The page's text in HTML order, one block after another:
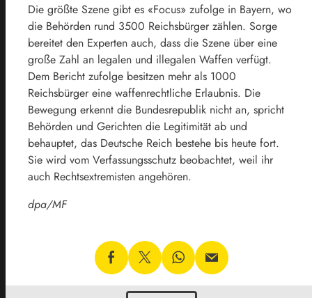
Die größte Szene gibt es «Focus» zufolge in Bayern, wo
die Behörden rund 3500 Reichsbürger zählen. Sorge
bereitet den Experten auch, dass die Szene über eine
große Zahl an legalen und illegalen Waffen verfügt.
Dem Bericht zufolge besitzen mehr als 1000
Reichsbürger eine waffenrechtliche Erlaubnis. Die
Bewegung erkennt die Bundesrepublik nicht an, spricht
Behörden und Gerichten die Legitimität ab und
behauptet, das Deutsche Reich bestehe bis heute fort.
Sie wird vom Verfassungsschutz beobachtet, weil ihr
auch Rechtsextremisten angehören.
dpa/MF